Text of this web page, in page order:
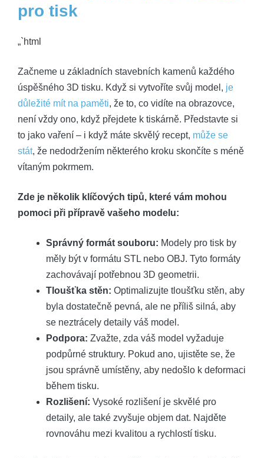
pro tisk
„`html
Začneme u základních stavebních kamenů každého
úspěšného 3D tisku. Když si vytvoříte svůj model, je
důležité mít na paměti, že to, co vidíte na obrazovce,
není vždy ono, když přejdete k tiskárně. Představte si
to jako vaření – i když máte skvělý recept, může se
stát, že nedodržením některého kroku skončíte s méně
vítaným pokrmem.
Zde je několik klíčových tipů, které vám mohou
pomoci při přípravě vašeho modelu:
Správný formát souboru: Modely pro tisk by
měly být v formátu STL nebo OBJ. Tyto formáty
zachovávají potřebnou 3D geometrii.
Tloušťka stěn: Optimalizujte tloušťku stěn, aby
byla dostatečně pevná, ale ne příliš silná, aby
se neztrácely detaily váš model.
Podpora: Zvažte, zda váš model vyžaduje
podpůrné struktury. Pokud ano, ujistěte se, že
jsou správně umístěny, aby nedošlo k deformaci
během tisku.
Rozlišení: Vysoké rozlišení je skvělé pro
detaily, ale také zvyšuje objem dat. Najděte
rovnováhu mezi kvalitou a rychlostí tisku.